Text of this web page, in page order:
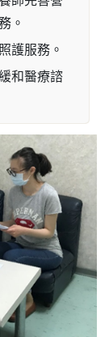
。
護服務。
和醫療諮